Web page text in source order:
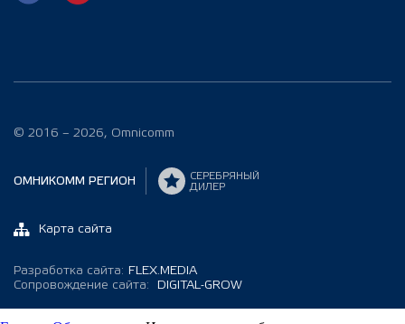
© 2016 – 2026, Omnicomm
ОМНИКОММ РЕГИОН
СЕРЕБРЯНЫЙ
ДИЛЕР
Карта сайта
Разработка сайта: FLEX.MEDIA
Сопровождение сайта:
DIGITAL-GROW